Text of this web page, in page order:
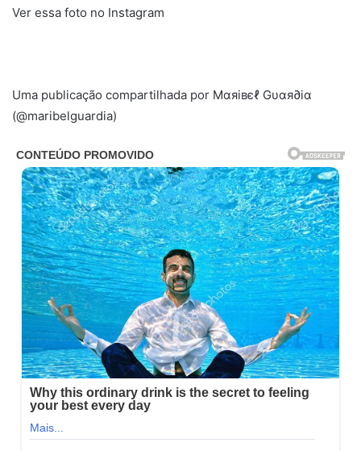
Ver essa foto no Instagram
Uma publicação compartilhada por Mαяiвєℓ Gυαя∂iα
(@maribelguardia)